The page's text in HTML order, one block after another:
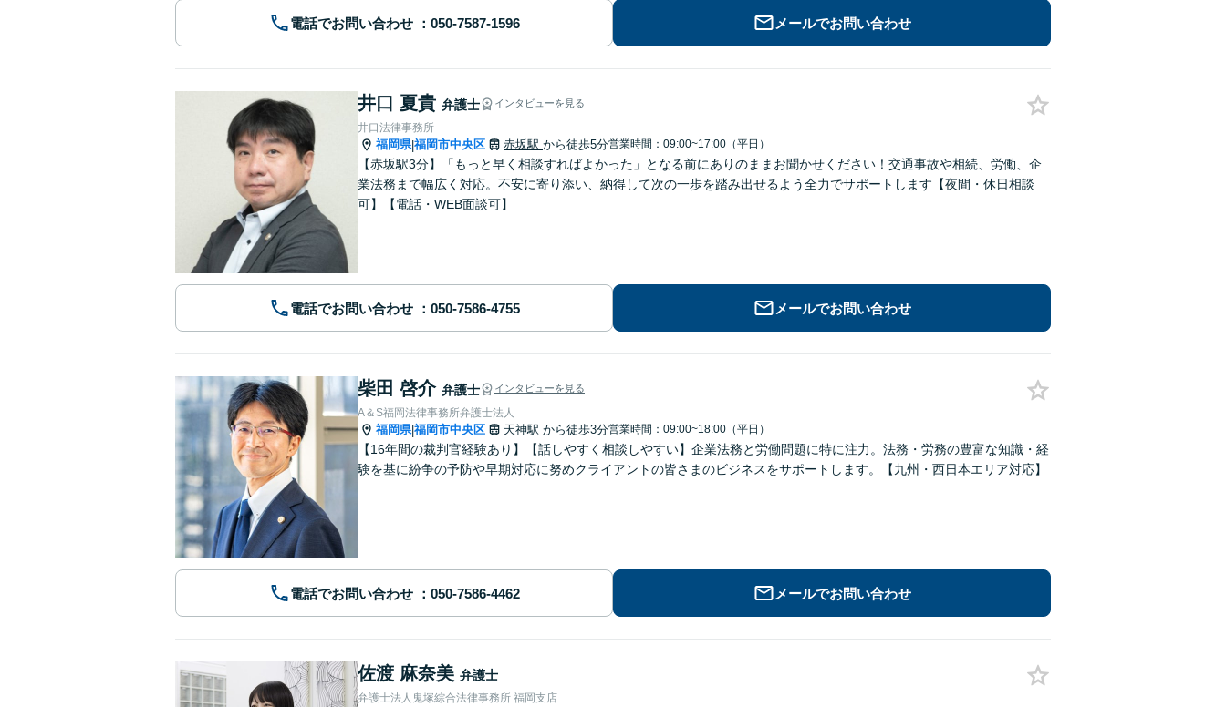
電話でお問い合わせ メールでお問い合わせ
井口 夏貴 弁護士 インタビューを見る
井口法律事務所
福岡県|福岡市中央区 赤坂駅 から徒歩5分営業時間：09:00~17:00（平日）
【赤坂駅3分】「もっと早く相談すればよかった」となる前にありのままお聞かせください！交通事故や相続、労働、企
業法務まで幅広く対応。不安に寄り添い、納得して次の一歩を踏み出せるよう全力でサポートします【夜間・休日相談
可】【電話・WEB面談可】
電話でお問い合わせ メールでお問い合わせ
柴田 啓介 弁護士 インタビューを見る
A＆S福岡法律事務所弁護士法人
福岡県|福岡市中央区 天神駅 から徒歩3分営業時間：09:00~18:00（平日）
【16年間の裁判官経験あり】【話しやすく相談しやすい】企業法務と労働問題に特に注力。法務・労務の豊富な知識・経
験を基に紛争の予防や早期対応に努めクライアントの皆さまのビジネスをサポートします。【九州・西日本エリア対応】
電話でお問い合わせ メールでお問い合わせ
佐渡 麻奈美 弁護士
弁護士法人鬼塚綜合法律事務所 福岡支店